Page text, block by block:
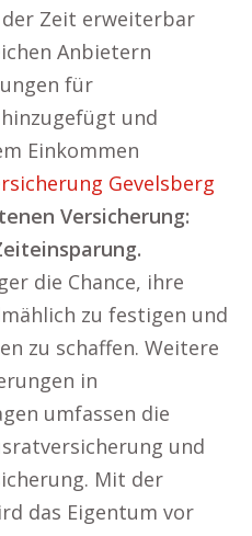
Zeit erweiterbar
Anbietern
für
und
Einkommen
Gevelsberg
Versicherung:
die Chance, ihre
zu festigen und
zu schaffen. Weitere
in
umfassen die
und
Mit der
das Eigentum vor